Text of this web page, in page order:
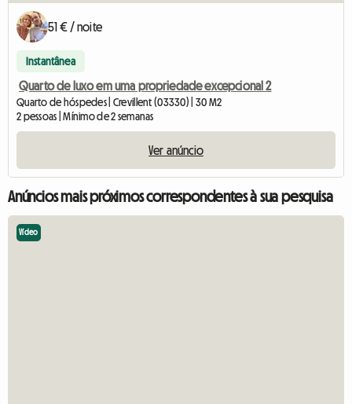
51 € / noite
Instantânea
Quarto de luxo em uma propriedade excepcional 2
Quarto de hóspedes | Crevillent (03330) | 30 M2
2 pessoas | Mínimo de 2 semanas
Ver anúncio
Anúncios mais próximos correspondentes à sua pesquisa
Vídeo